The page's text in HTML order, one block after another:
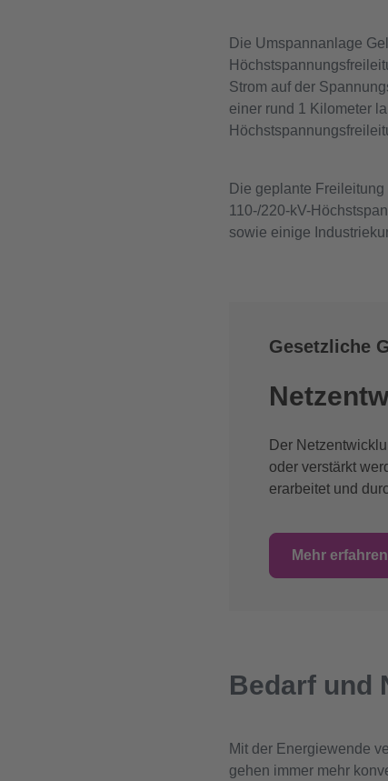
Die Umspannanlage
Strom auf der
einer rund 1 Kilometer
Die geplante
110-/220-kV-
sowie einige
Gesetzliche
Der
oder verstärkt
erarbeitet und
Mehr erfahren
Bedarf und
Mit der Energiewende
gehen immer mehr